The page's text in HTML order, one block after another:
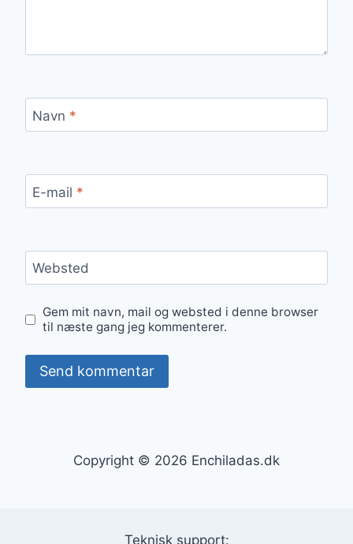
Navn *
E-mail *
Websted
Gem mit navn, mail og websted i denne browser
til næste gang jeg kommenterer.
Copyright © 2026 Enchiladas.dk
Teknisk support: